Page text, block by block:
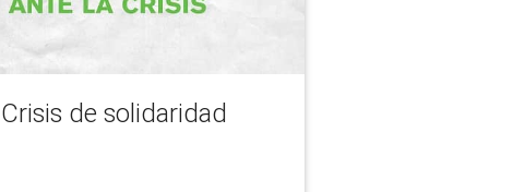
Crisis de solidaridad